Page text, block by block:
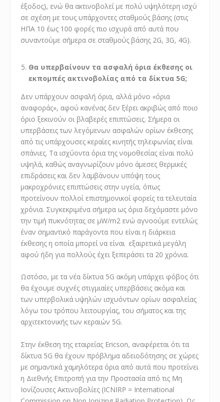
έξοδος), ενώ θα ακτινοβολεί με πολύ υψηλότερη ισχύ
σε σχέση με τους υπάρχοντες σταθμούς βάσης (στις
ΗΠΑ 10 έως 100 φορές πιο ισχυρά από αυτά που
συναντούμε σήμερα σε σταθμούς βάσης 2G, 3G, 4G).
Θα υπερβαίνουν τα ασφαλή όρια έκθεσης οι
εκπομπές ακτινοβολίας από τα δίκτυα 5G;
Δεν υπάρχουν ασφαλή όρια, αλλά μόνο «όρια
αναφοράς», αφού κανένας δεν ξέρει ακριβώς από ποιο
όριο ξεκινούν οι βλαβερές επιπτώσεις. Σήμερα οι
υπερβάσεις των λεγόμενων ασφαλών ορίων έκθεσης
από τις υπάρχουσες κεραίες κινητής τηλεφωνίας είναι
σπάνιες. Τα ισχύοντα όρια της νομοθεσίας είναι πολύ
υψηλά, καθώς αναγνωρίζουν μόνο άμεσες θερμικές
επιδράσεις και δεν λαμβάνουν υπόψη τους
μακροχρόνιες επιπτώσεις στην υγεία, όπως
προτείνουν πολλοί επιστημονικοί φορείς τα τελευταία
χρόνια. Συγκεκριμένα σήμερα ως όρια δεχόμαστε μόνο
την τιμή πυκνότητας σε μW/m2 ενώ αγνοούμε εντελώς
έναν σημαντικό παράγοντα που είναι η διάρκεια
έκθεσης η οποία μπορεί να είναι εξαιρετικά μεγάλη
αφού ήδη για πολλούς έχει ξεπεράσει τα 20 χρόνια.
Ωστόσο, με τα νέα δίκτυα 5G ακόμη υπάρχει φόβος ότι
θα έχουμε συχνές στιγμιαίες υπερβάσεις ακόμα και
των υπερβολικά υψηλών ισχυόντων ορίων ασφαλείας
λόγω του τρόπου λειτουργίας, του σήματος και της
αρχιτεκτονικής των κεραιών 5G.
Στην έκθεση της εταιρείας Ericson, αναφέρεται ότι τα
δίκτυα 5G θα έχουν πρόβλημα αδειοδότησης σε χώρες
με σημαντικά χαμηλότερα όρια από αυτά που προτείνει
η Διεθνής Επιτροπή για την Προστασία από τις Μη
Ιονίζουσες Ακτινοβολίες (ICNIRP = International